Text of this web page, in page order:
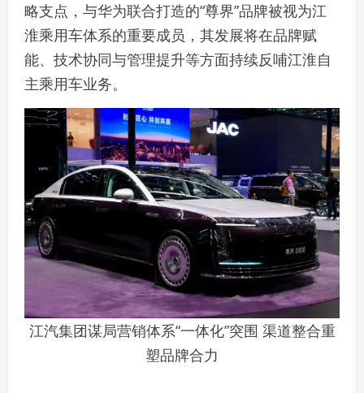
略支点，与华为联合打造的“尊界”品牌被视为江
淮乘用车体系的重要成员，其发展将在品牌赋
能、技术协同与管理提升等方面持续反哺江淮自
主乘用车业务。
江汽集团谋局营销体系“一体化”突围 渠道整合重
塑品牌合力